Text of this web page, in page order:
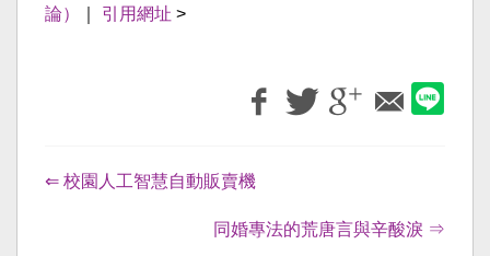
論）
引用網址 >
⇐ 校園人工智慧自動販賣機
同婚專法的荒唐言與辛酸淚 ⇒